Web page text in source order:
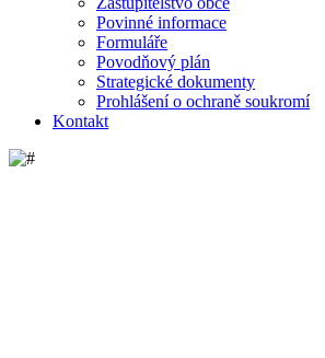
Povinné informace
Formuláře
Povodňový plán
Strategické dokumenty
Prohlášení o ochraně soukromí
Kontakt